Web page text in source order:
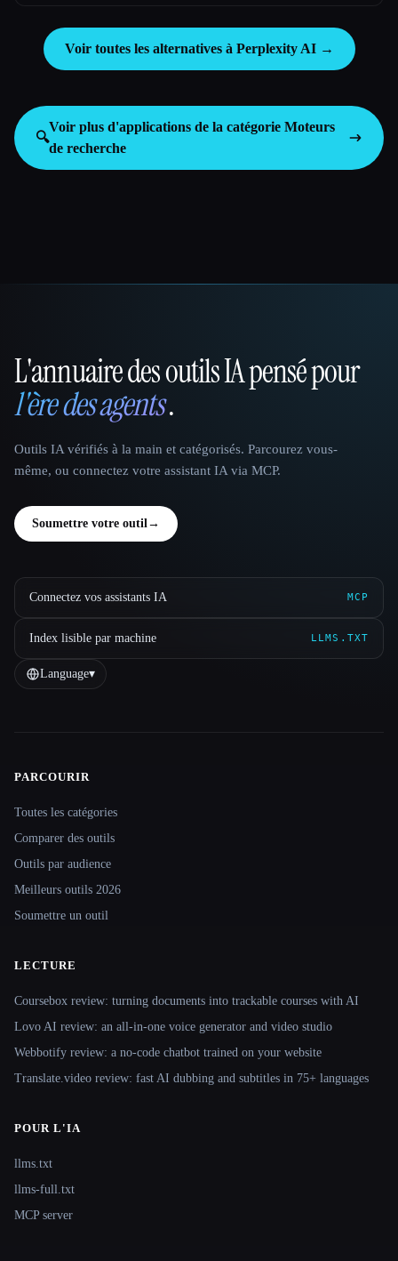
Voir toutes les alternatives à Perplexity AI →
🔍
Voir plus d'applications de la catégorie Moteurs
de recherche
That AI Collection
L'annuaire des outils IA pensé pour
l'ère des agents.
Outils IA vérifiés à la main et catégorisés. Parcourez vous-
même, ou connectez votre assistant IA via MCP.
Soumettre votre outil →
Connectez vos assistants IA MCP
Index lisible par machine LLMS.TXT
Language▾
Site navigation
PARCOURIR
Toutes les catégories
Comparer des outils
Outils par audience
Meilleurs outils 2026
Soumettre un outil
LECTURE
Coursebox review: turning documents into trackable courses with AI
Lovo AI review: an all-in-one voice generator and video studio
Webbotify review: a no-code chatbot trained on your website
Translate.video review: fast AI dubbing and subtitles in 75+ languages
POUR L'IA
llms.txt
llms-full.txt
MCP server